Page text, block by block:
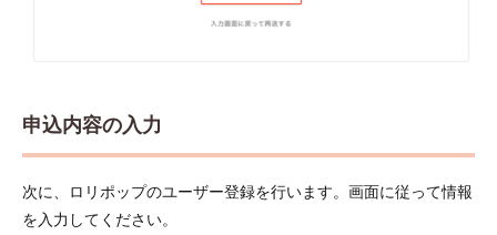
申込内容の入力
次に、ロリポップのユーザー登録を行います。画面に従って情報
を入力してください。